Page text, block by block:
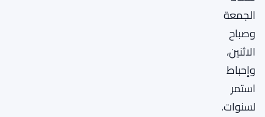
الجمعة
وصباح
الاثنين،
وإحباط
استمر
لسنوات.